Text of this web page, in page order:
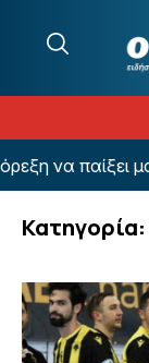
μαζί μας»
Κατηγορία: